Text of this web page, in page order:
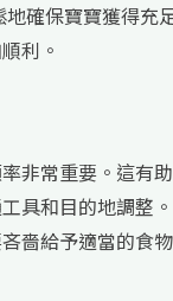
確保寶寶獲得充
利。
非常重要。這有
具和目的地調整。
嗇給予適當的食